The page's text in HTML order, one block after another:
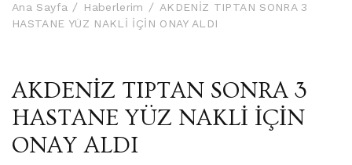
Ana Sayfa Haberlerim
AKDENİZ TIPTAN SONRA 3
HASTANE YÜZ NAKLİ İÇİN ONAY ALDI
AKDENİZ TIPTAN SONRA 3
HASTANE YÜZ NAKLİ İÇİN
ONAY ALDI